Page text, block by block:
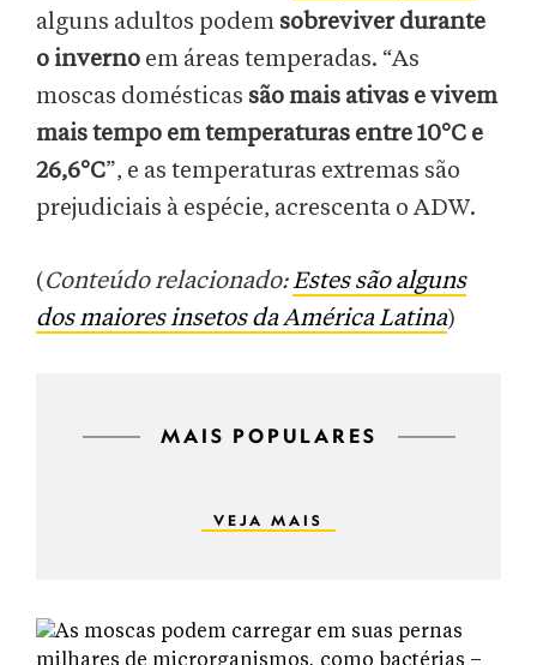
alguns adultos podem sobreviver durante
o inverno em áreas temperadas. “As
moscas domésticas são mais ativas e vivem
mais tempo em temperaturas entre 10°C e
26,6°C”, e as temperaturas extremas são
prejudiciais à espécie, acrescenta o ADW.
(Conteúdo relacionado:Estes são alguns
dos maiores insetos da América Latina)
MAIS POPULARES
VEJA MAIS